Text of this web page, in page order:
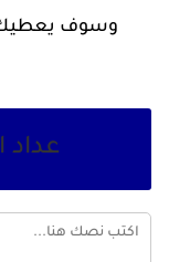
وسوف يعطيك
عداد